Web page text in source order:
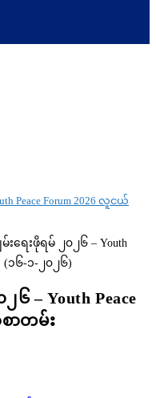
Peace Forum 2026 လူငယ်
– Youth Peace
ာတမ်း